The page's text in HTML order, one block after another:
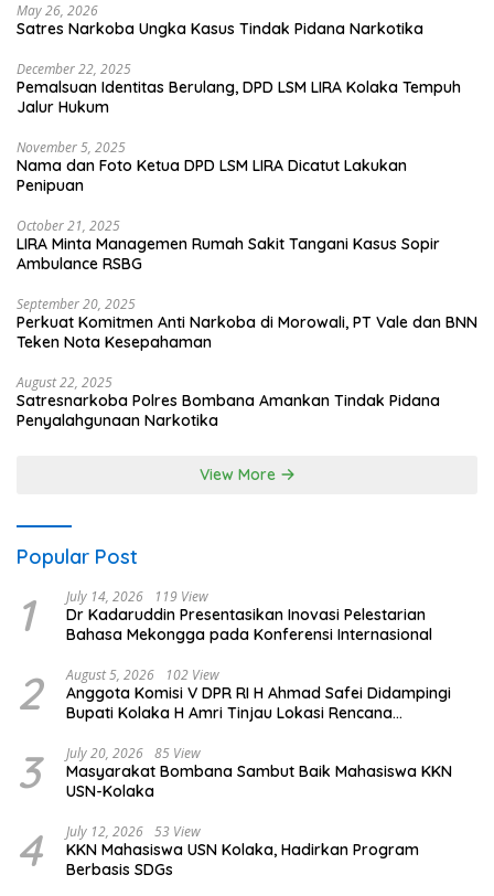
May 26, 2026
Satres Narkoba Ungka Kasus Tindak Pidana Narkotika
December 22, 2025
Pemalsuan Identitas Berulang, DPD LSM LIRA Kolaka Tempuh
Jalur Hukum
November 5, 2025
Nama dan Foto Ketua DPD LSM LIRA Dicatut Lakukan
Penipuan
October 21, 2025
LIRA Minta Managemen Rumah Sakit Tangani Kasus Sopir
Ambulance RSBG
September 20, 2025
Perkuat Komitmen Anti Narkoba di Morowali, PT Vale dan BNN
Teken Nota Kesepahaman
August 22, 2025
Satresnarkoba Polres Bombana Amankan Tindak Pidana
Penyalahgunaan Narkotika
View More
Popular Post
1 July 14, 2026 119 View
Dr Kadaruddin Presentasikan Inovasi Pelestarian
Bahasa Mekongga pada Konferensi Internasional
2 August 5, 2026 102 View
Anggota Komisi V DPR RI H Ahmad Safei Didampingi
Bupati Kolaka H Amri Tinjau Lokasi Rencana
Wundulako
3 July 20, 2026 85 View
Masyarakat Bombana Sambut Baik Mahasiswa KKN
USN-Kolaka
4 July 12, 2026 53 View
KKN Mahasiswa USN Kolaka, Hadirkan Program
Berbasis SDGs